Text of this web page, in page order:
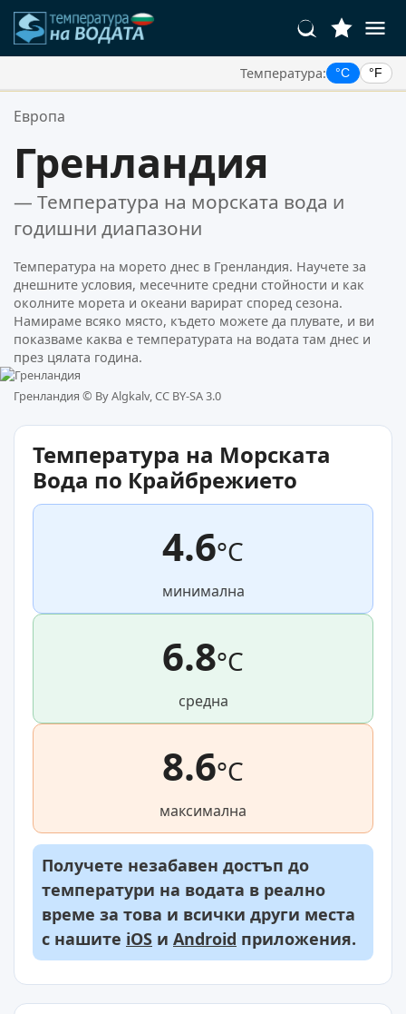
Температура: °C °F
Вашите Любими Местоположения:
Европа
Гренландия
— Температура на морската вода и
годишни диапазони
Температура на морето днес в Гренландия. Научете за
днешните условия, месечните средни стойности и как
околните морета и океани варират според сезона.
Намираме всяко място, където можете да плувате, и ви
показваме каква е температурата на водата там днес и
през цялата година.
Гренландия © By Algkalv, CC BY-SA 3.0
Температура на Морската
Вода по Крайбрежието
4.6°C
минимална
6.8°C
средна
8.6°C
максимална
Получете незабавен достъп до
температури на водата в реално
време за това и всички други места
с нашите iOS и Android приложения.